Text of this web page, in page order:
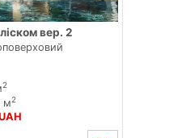
вер. 2
2
м2